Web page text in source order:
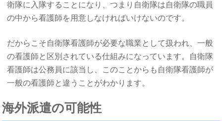
衛隊に入隊することになり、つまり自衛隊は自衛隊の職員
の中から看護師を用意しなければいけないのです。
だからこそ自衛隊看護師が必要な職業として扱われ、一般
の看護師と区別されている仕組みになっています。自衛隊
看護師は公務員に該当し、このことからも自衛隊看護師が
一般の看護師と違うことがわかります。
海外派遣の可能性